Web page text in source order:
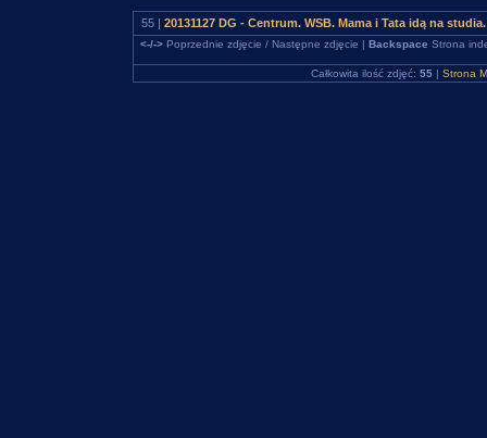
55 | 20131127 DG - Centrum. WSB. Mama i Tata idą na
<-/->Poprzednie zdjęcie / Następne zdjęcie | Backspace Strona
Całkowita ilość zdjęć: 55 | Strona